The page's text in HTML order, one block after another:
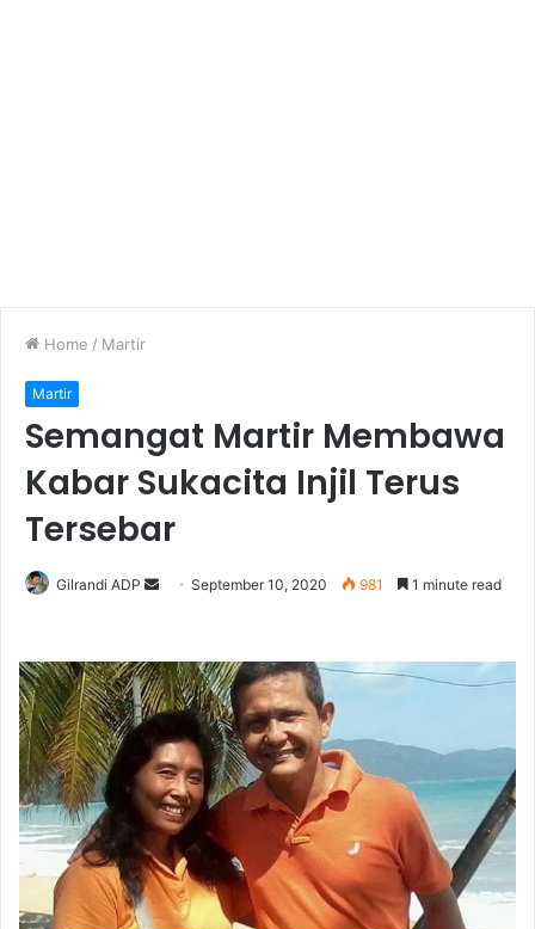
Home / Martir
Martir
Semangat Martir Membawa
Kabar Sukacita Injil Terus
Tersebar
Gilrandi ADP
d
a
e
m
a
l
September 10, 2020 981 1 minute read